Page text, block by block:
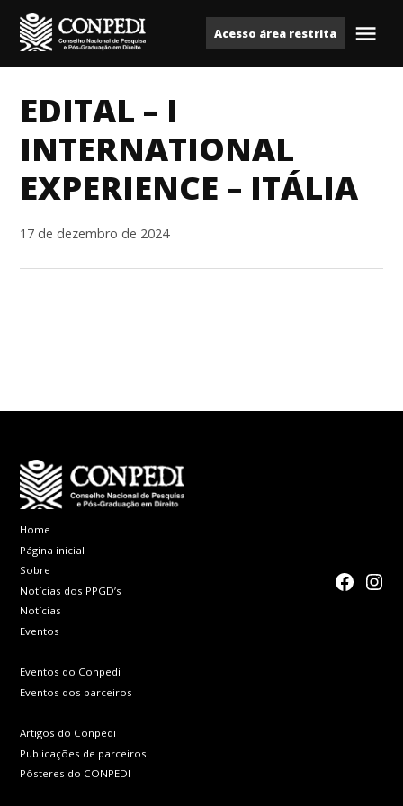
para
o
ConpediAcesso área restrita
EDITAL – I
INTERNATIONAL
EXPERIENCE – ITÁLIA
17 de dezembro de 2024
Home
Página inicial
Sobre
Notícias dos PPGD’s
Notícias
Eventos
Eventos do Conpedi
Eventos dos parceiros
Artigos do Conpedi
Publicações de parceiros
Pôsteres do CONPEDI